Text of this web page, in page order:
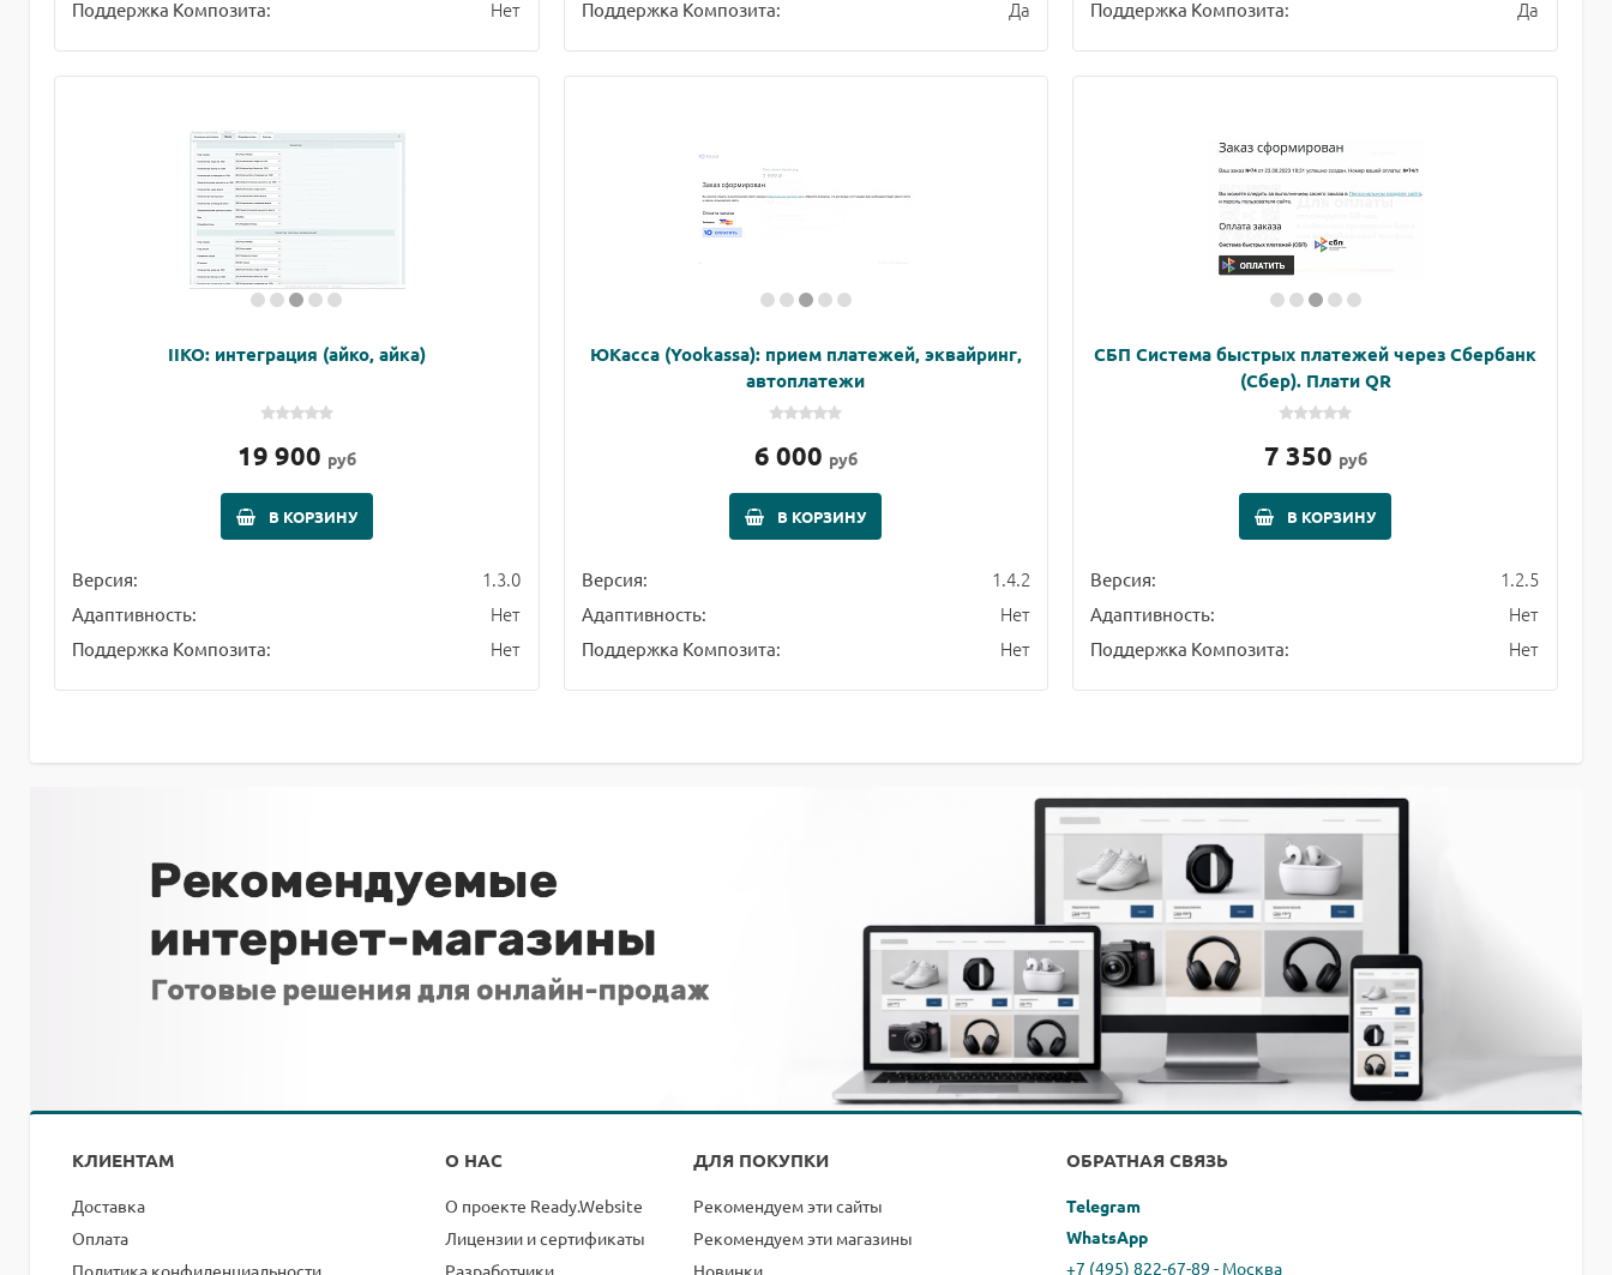
Поддержка Композита: Нет Поддержка Композита: Да Поддержка Композита: Да
IIKO: интеграция (айко, айка)
19 900 руб
В КОРЗИНУ
Версия: 1.3.0
Адаптивность: Нет
Поддержка Композита: Нет
ЮКасса (Yookassa): прием платежей, эквайринг,
автоплатежи
6 000 руб
В КОРЗИНУ
Версия: 1.4.2
Адаптивность: Нет
Поддержка Композита: Нет
СБП Система быстрых платежей через Сбербанк
(Сбер). Плати QR
7 350 руб
В КОРЗИНУ
Версия: 1.2.5
Адаптивность: Нет
Поддержка Композита: Нет
КЛИЕНТАМ О НАС ДЛЯ ПОКУПКИ ОБРАТНАЯ СВЯЗЬ
Доставка
Оплата
Политика конфиденциальности
О проекте Ready.Website
Лицензии и сертификаты
Разработчики
Рекомендуем эти сайты
Рекомендуем эти магазины
Новинки
Telegram
WhatsApp
+7 (495) 822-67-89 - Москва